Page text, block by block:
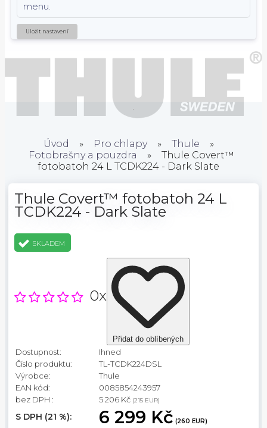
menu.
Uložit nastavení
Úvod » Pro chlapy » Thule
»
Fotobrašny a pouzdra
»
Thule Covert™
fotobatoh 24 L TCDK224 - Dark Slate
Thule Covert™ fotobatoh 24 L
TCDK224 - Dark Slate
SKLADEM
0x
Přidat do oblíbených
Dostupnost:
Ihned
Číslo produktu:
TL-TCDK224DSL
Výrobce:
Thule
EAN kód:
0085854243957
bez DPH :
5 206 Kč (215 EUR)
S DPH (21 %): 6 299 Kč (260 EUR)